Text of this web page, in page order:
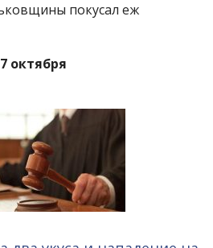
покусал еж
7 октября